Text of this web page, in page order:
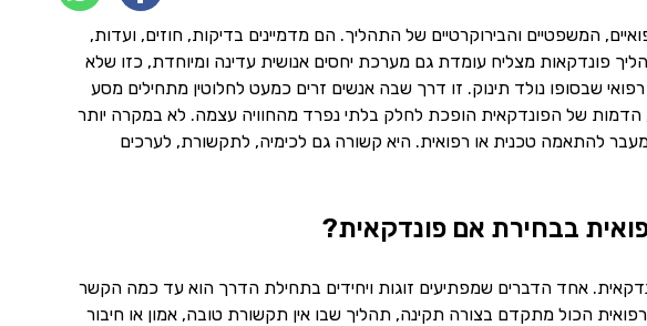
המשפטיים והבירוקרטיים של התהליך. הם מדמיינים בדיקות, חוזים, ועדות,
פונדקאות מצליח עומדת גם מערכת יחסים אנושית עדינה ומיוחדת, כזו שלא
שבסופו נולד תינוק. זו דרך שבה אנשים זרים כמעט לחלוטין מתחילים מסע
הדמות של הפונדקאית הופכת לחלק בלתי נפרד מהחוויה עצמה. לא במקרה יותר
מעבר להתאמה טכנית או רפואית. היא קשורה גם לכימיה, לתקשורת, לערכים
בבחירת אם פונדקאית?
אחד הדברים שמפתיעים זוגות ויחידים בתחילת הדרך הוא עד כמה הקשר
הכול מתקדם בצורה תקינה, תהליך שבו אין תקשורת טובה, אמון או חיבור